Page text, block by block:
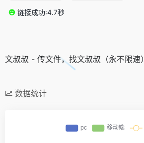
链接成功:4.7秒
文叔叔 - 传文件，找文叔叔（永不限速）
数据统计